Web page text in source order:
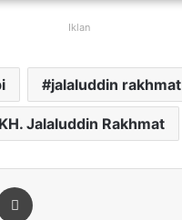
Iklan
jalaluddin rakhmat
KH. Jalaluddin Rakhmat
via Email